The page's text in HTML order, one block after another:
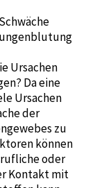
Ursachen
Da eine
Ursachen
der
zu
können
oder
Kontakt mit